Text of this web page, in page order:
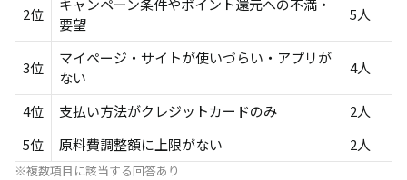
2位
キャンペーン条件やポイント還元への不満・
要望
5人
3位
マイページ・サイトが使いづらい・アプリが
ない
4人
4位 支払い方法がクレジットカードのみ
2人
5位
原料費調整額に上限がない 2人
※複数項目に該当する回答あり